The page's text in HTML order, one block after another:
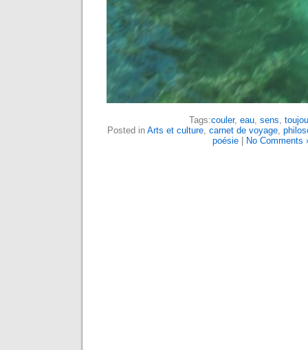
Tags:couler, eau sens
Posted in Arts et culture, carnet de voyage,
poésie| No Comments